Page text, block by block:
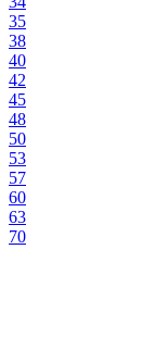
35
38
40
42
45
48
50
53
57
60
63
70